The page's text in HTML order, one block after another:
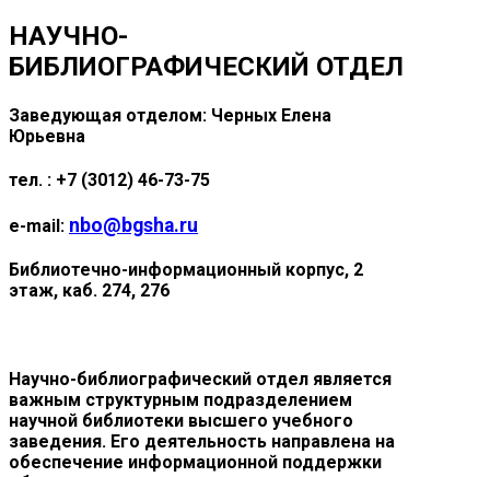
НАУЧНО-
БИБЛИОГРАФИЧЕСКИЙ ОТДЕЛ
Заведующая отделом: Черных Елена
Юрьевна
тел. : +7 (3012) 46-73-75
e-mail: nbo@bgsha.ru
Библиотечно-информационный корпус, 2
этаж, каб. 274, 276
Научно-библиографический отдел является
важным структурным подразделением
научной библиотеки высшего учебного
заведения. Его деятельность направлена на
обеспечение информационной поддержки